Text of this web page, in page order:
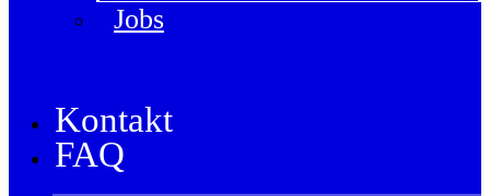
Jobs
Kontakt
FAQ